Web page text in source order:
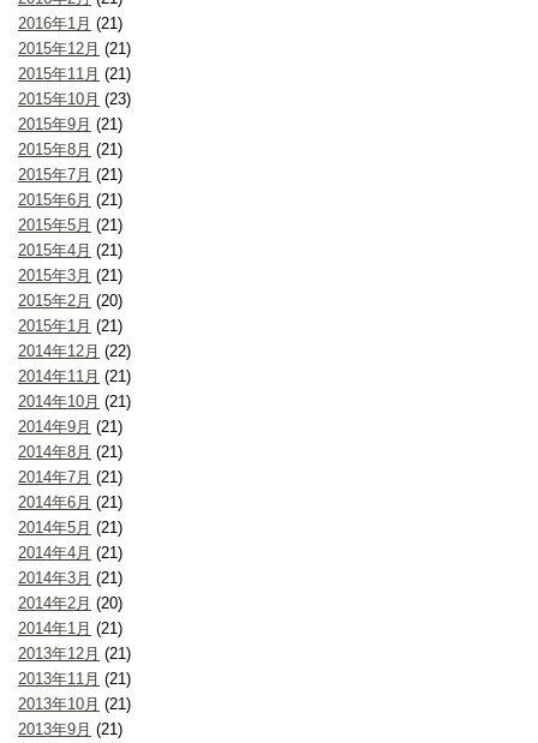
2016年1月 (21)
2015年12月 (21)
2015年11月 (21)
2015年10月 (23)
2015年9月 (21)
2015年8月 (21)
2015年7月 (21)
2015年6月 (21)
2015年5月 (21)
2015年4月 (21)
2015年3月 (21)
2015年2月 (20)
2015年1月 (21)
2014年12月 (22)
2014年11月 (21)
2014年10月 (21)
2014年9月 (21)
2014年8月 (21)
2014年7月 (21)
2014年6月 (21)
2014年5月 (21)
2014年4月 (21)
2014年3月 (21)
2014年2月 (20)
2014年1月 (21)
2013年12月 (21)
2013年11月 (21)
2013年10月 (21)
2013年9月 (21)